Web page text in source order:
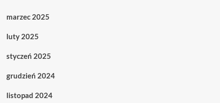
marzec 2025
luty 2025
styczeń 2025
grudzień 2024
listopad 2024